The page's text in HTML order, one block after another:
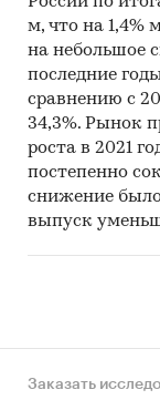
м, что на 1,4%
на небольшое
последние
сравнению с
34,3%. Рынок
роста в 2021
постепенно
снижение было
выпуск
Заказать